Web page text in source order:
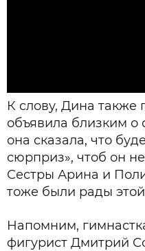
К слову, Дина также
объявила близким
она сказала, что
сюрприз», чтоб он
Сестры Арина и
тоже были рады
Напомним,
фигурист Дмитрий